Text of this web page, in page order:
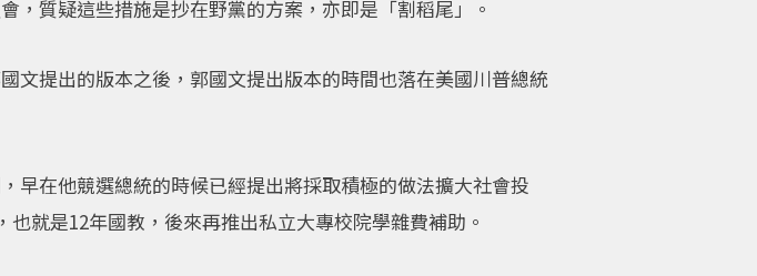
，質疑這些措施是抄在野黨的方案，亦即是「割稻尾」。
文提出的版本之後，郭國文提出版本的時間也落在美國川普總統
早在他競選總統的時候已經提出將採取積極的做法擴大社會投
就是12年國教，後來再推出私立大專校院學雜費補助。